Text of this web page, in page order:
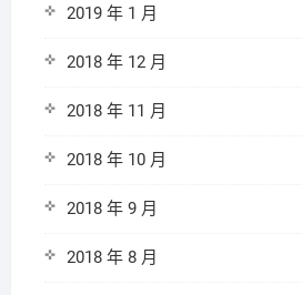
2019 年 1 月
2018 年 12 月
2018 年 11 月
2018 年 10 月
2018 年 9 月
2018 年 8 月